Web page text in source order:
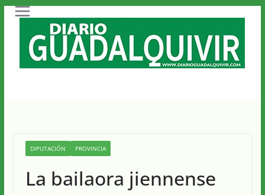
Saltar
contenido
DIPUTACIÓN PROVINCIA
La bailaora jiennense